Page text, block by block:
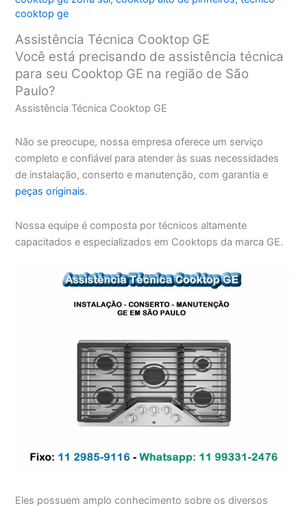
cooktop ge
Assistência Técnica Cooktop GE
Você está precisando de assistência técnica
para seu Cooktop GE na região de São
Paulo?
Assistência Técnica Cooktop GE
Não se preocupe, nossa empresa oferece um serviço
completo e confiável para atender às suas necessidades
de instalação, conserto e manutenção, com garantia e
peças originais.
Nossa equipe é composta por técnicos altamente
capacitados e especializados em Cooktops da marca GE.
Eles possuem amplo conhecimento sobre os diversos